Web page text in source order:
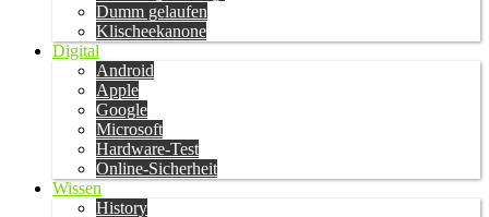
Dumm gelaufen
Klischeekanone
Digital
Android
Apple
Google
Microsoft
Hardware-Test
Online-Sicherheit
Wissen
History